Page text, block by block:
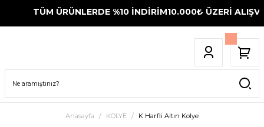
TÜM ÜRÜNLERDE %10 İNDİRİM10.000₺ ÜZERİ
Anasayfa KOLYE K Harfli Altın Kolye